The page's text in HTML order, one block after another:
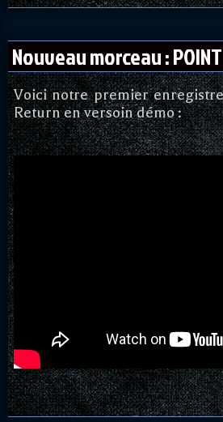
Nouveau morceau : POINT
Voici notre premier
Return en versoin démo :